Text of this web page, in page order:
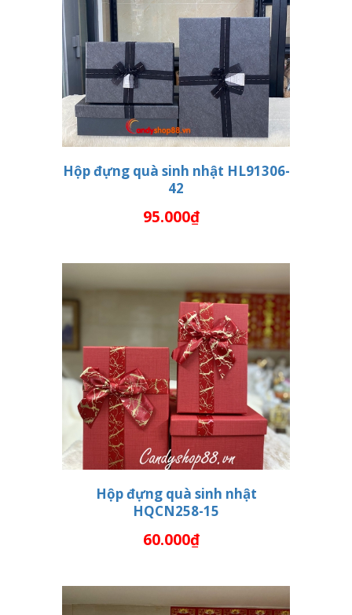
THÊM VÀO GIỎ HÀNG
Hộp đựng quà sinh nhật HL91306-
42
95.000₫
Hộp đựng quà sinh nhật
HQCN258-15
60.000₫